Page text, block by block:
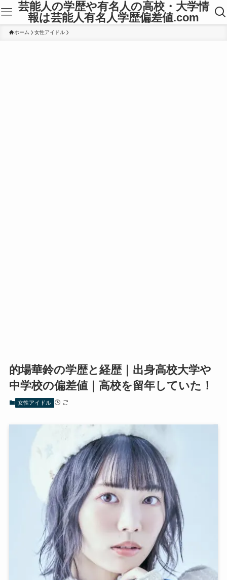
芸能人の学歴や有名人の高校・大学情
報は芸能人有名人学歴偏差値.com
ホーム 女性アイドル
的場華鈴の学歴と経歴｜出身高校大学や
中学校の偏差値｜高校を留年していた！
女性アイドル